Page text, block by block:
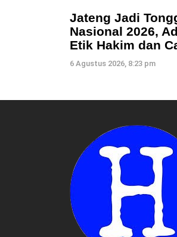
Jateng Jadi
Nasional 2026,
Etik Hakim dan
6 Agustus 2026, 8:23 pm